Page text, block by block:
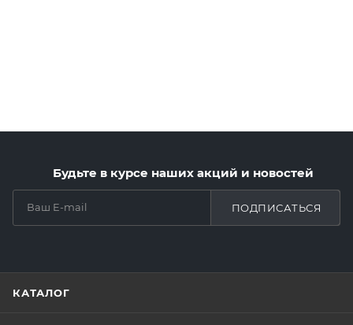
Будьте в курсе наших акций и новостей
ПОДПИСАТЬСЯ
КАТАЛОГ